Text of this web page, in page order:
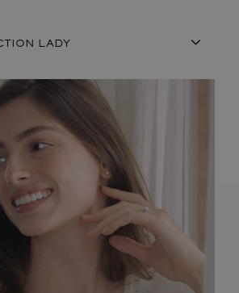
LADY
FRANÇAIS